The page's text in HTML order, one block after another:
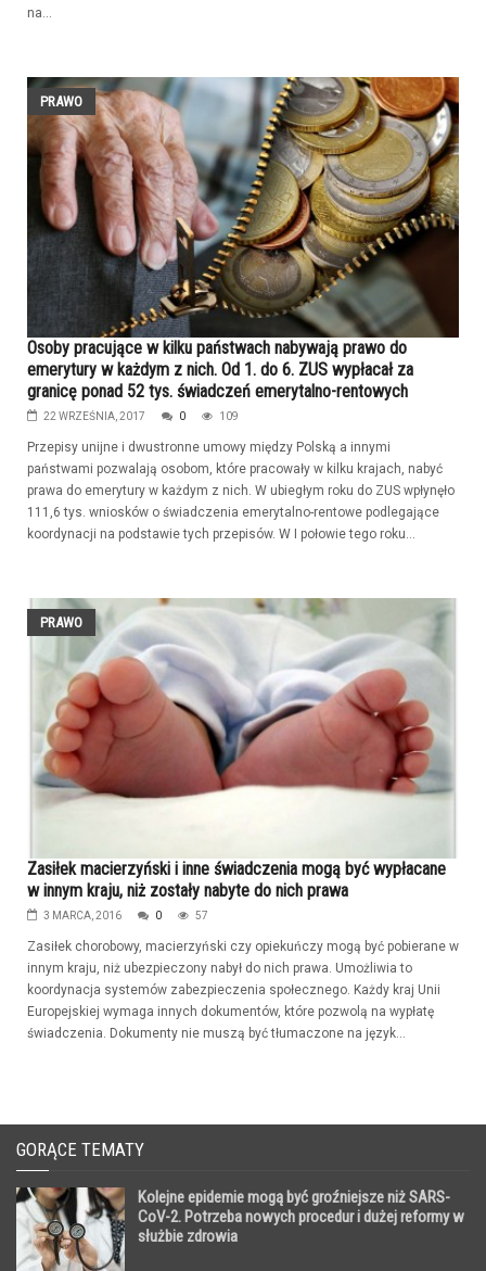
na...
PRAWO
Osoby pracujące w kilku państwach nabywają prawo do
emerytury w każdym z nich. Od 1. do 6. ZUS wypłacał za
granicę ponad 52 tys. świadczeń emerytalno-rentowych
22 WRZEŚNIA, 2017 0 109
Przepisy unijne i dwustronne umowy między Polską a innymi
państwami pozwalają osobom, które pracowały w kilku krajach, nabyć
prawa do emerytury w każdym z nich. W ubiegłym roku do ZUS wpłynęło
111,6 tys. wniosków o świadczenia emerytalno-rentowe podlegające
koordynacji na podstawie tych przepisów. W I połowie tego roku...
PRAWO
Zasiłek macierzyński i inne świadczenia mogą być wypłacane
w innym kraju, niż zostały nabyte do nich prawa
3 MARCA, 2016 0 57
Zasiłek chorobowy, macierzyński czy opiekuńczy mogą być pobierane w
innym kraju, niż ubezpieczony nabył do nich prawa. Umożliwia to
koordynacja systemów zabezpieczenia społecznego. Każdy kraj Unii
Europejskiej wymaga innych dokumentów, które pozwolą na wypłatę
świadczenia. Dokumenty nie muszą być tłumaczone na język...
GORĄCE TEMATY
Kolejne epidemie mogą być groźniejsze niż SARS-
CoV-2. Potrzeba nowych procedur i dużej reformy w
służbie zdrowia